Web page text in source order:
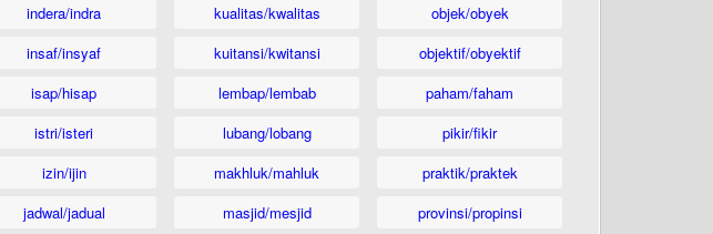
indera/indra
insaf/insyaf
isap/hisap
istri/isteri
izin/ijin
jadwal/jadual
kualitas/kwalitas
kuitansi/kwitansi
lembap/lembab
lubang/lobang
makhluk/mahluk
masjid/mesjid
objek/obyek
objektif/obyektif
paham/faham
pikir/fikir
praktik/praktek
provinsi/propinsi